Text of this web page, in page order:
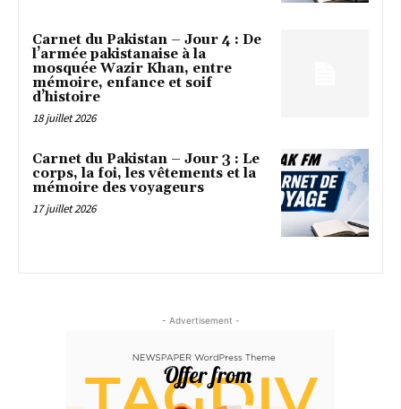
Carnet du Pakistan – Jour 4 : De
l’armée pakistanaise à la
mosquée Wazir Khan, entre
mémoire, enfance et soif
d’histoire
18 juillet 2026
Carnet du Pakistan – Jour 3 : Le
corps, la foi, les vêtements et la
mémoire des voyageurs
17 juillet 2026
- Advertisement -